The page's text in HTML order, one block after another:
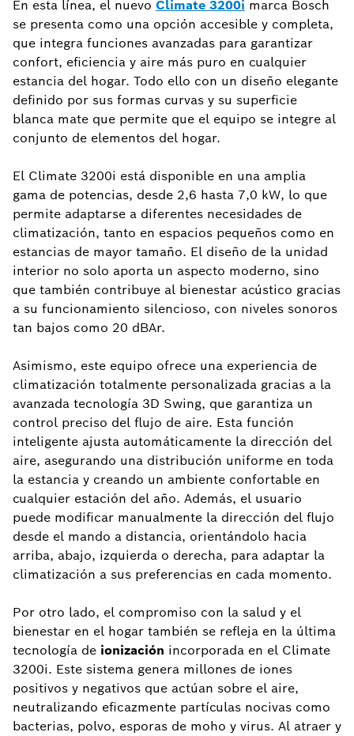
En esta línea, el nuevo Climate 3200i marca Bosch
se presenta como una opción accesible y completa,
que integra funciones avanzadas para garantizar
confort, eficiencia y aire más puro en cualquier
estancia del hogar. Todo ello con un diseño elegante
definido por sus formas curvas y su superficie
blanca mate que permite que el equipo se integre al
conjunto de elementos del hogar.
El Climate 3200i está disponible en una amplia
gama de potencias, desde 2,6 hasta 7,0 kW, lo que
permite adaptarse a diferentes necesidades de
climatización, tanto en espacios pequeños como en
estancias de mayor tamaño. El diseño de la unidad
interior no solo aporta un aspecto moderno, sino
que también contribuye al bienestar acústico gracias
a su funcionamiento silencioso, con niveles sonoros
tan bajos como 20 dBAr.
Asimismo, este equipo ofrece una experiencia de
climatización totalmente personalizada gracias a la
avanzada tecnología 3D Swing, que garantiza un
control preciso del flujo de aire. Esta función
inteligente ajusta automáticamente la dirección del
aire, asegurando una distribución uniforme en toda
la estancia y creando un ambiente confortable en
cualquier estación del año. Además, el usuario
puede modificar manualmente la dirección del flujo
desde el mando a distancia, orientándolo hacia
arriba, abajo, izquierda o derecha, para adaptar la
climatización a sus preferencias en cada momento.
Por otro lado, el compromiso con la salud y el
bienestar en el hogar también se refleja en la última
tecnología de ionización incorporada en el Climate
3200i. Este sistema genera millones de iones
positivos y negativos que actúan sobre el aire,
neutralizando eficazmente partículas nocivas como
bacterias, polvo, esporas de moho y virus. Al atraer y